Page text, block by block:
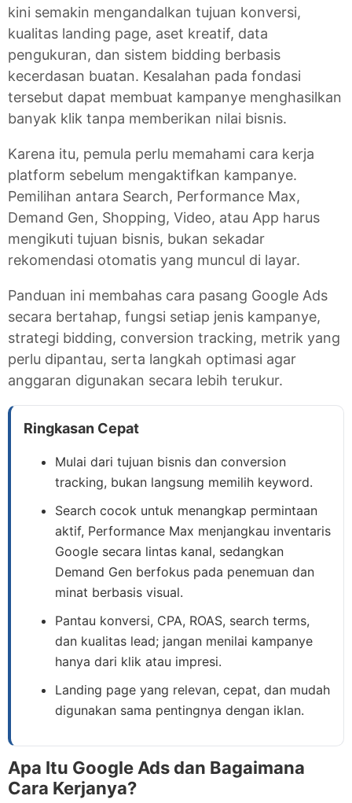
kini semakin mengandalkan tujuan konversi,
kualitas landing page, aset kreatif, data
pengukuran, dan sistem bidding berbasis
kecerdasan buatan. Kesalahan pada fondasi
tersebut dapat membuat kampanye menghasilkan
banyak klik tanpa memberikan nilai bisnis.
Karena itu, pemula perlu memahami cara kerja
platform sebelum mengaktifkan kampanye.
Pemilihan antara Search, Performance Max,
Demand Gen, Shopping, Video, atau App harus
mengikuti tujuan bisnis, bukan sekadar
rekomendasi otomatis yang muncul di layar.
Panduan ini membahas cara pasang Google Ads
secara bertahap, fungsi setiap jenis kampanye,
strategi bidding, conversion tracking, metrik yang
perlu dipantau, serta langkah optimasi agar
anggaran digunakan secara lebih terukur.
Ringkasan Cepat
Mulai dari tujuan bisnis dan conversion
tracking, bukan langsung memilih keyword.
Search cocok untuk menangkap permintaan
aktif, Performance Max menjangkau inventaris
Google secara lintas kanal, sedangkan
Demand Gen berfokus pada penemuan dan
minat berbasis visual.
Pantau konversi, CPA, ROAS, search terms,
dan kualitas lead; jangan menilai kampanye
hanya dari klik atau impresi.
Landing page yang relevan, cepat, dan mudah
digunakan sama pentingnya dengan iklan.
Apa Itu Google Ads dan Bagaimana
Cara Kerjanya?